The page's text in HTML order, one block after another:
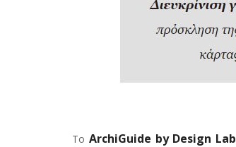
Το ArchiGuide by Design Lab